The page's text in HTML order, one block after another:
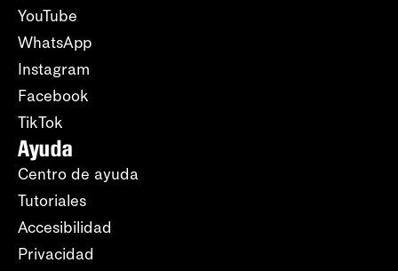
YouTube
WhatsApp
Instagram
Facebook
TikTok
Ayuda
Centro de ayuda
Tutoriales
Accesibilidad
Privacidad